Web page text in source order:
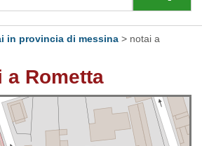
in provincia di messina > notai a
a Rometta